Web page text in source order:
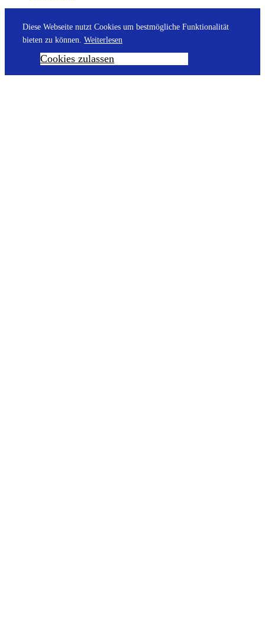
Diese Webseite nutzt Cookies um bestmögliche Funktionalität
bieten zu können. Weiterlesen
Cookies zulassen